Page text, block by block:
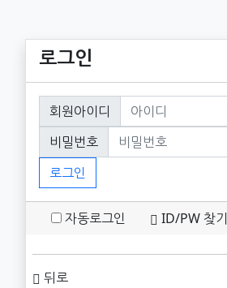
로그인
회원로그인
회원아이디
필수
비밀번호
필수
로그인
자동로그인 ID/PW 찾기
뒤로